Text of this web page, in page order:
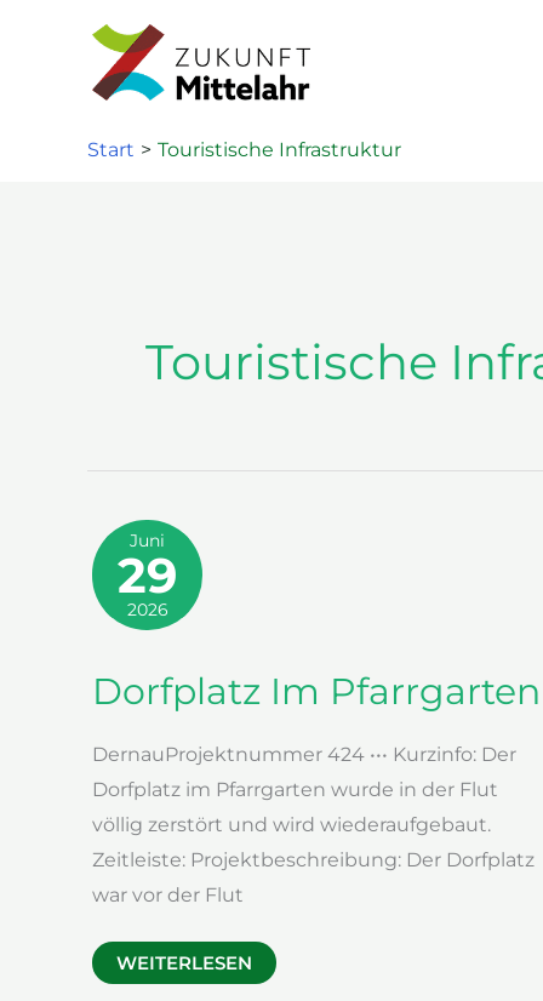
Start Touristische Infrastruktur
Touristische
Juni
29
2026
Dorfplatz Im Pfarrgarten
DernauProjektnummer 424 ••• Kurzinfo: Der
Dorfplatz im Pfarrgarten wurde in der Flut
völlig zerstört und wird wiederaufgebaut.
Zeitleiste: Projektbeschreibung: Der Dorfplatz
war vor der Flut
DORFPLATZ
IM
WEITERLESEN